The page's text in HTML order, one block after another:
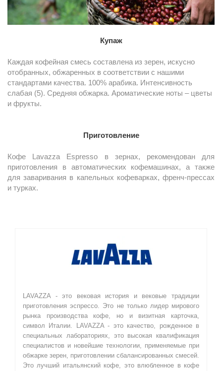
Купаж
Каждая кофейная смесь составлена из зерен, искусно
отобранных, обжаренных в соответствии с нашими
стандартами качества. 100% арабика. Интенсивность
слабая (5). Средняя обжарка. Ароматические ноты – цветы
и фрукты.
Приготовление
Кофе Lavazza Espresso в зернах, рекомендован для
приготовления в автоматических кофемашинах, а также
для заваривания в капельных кофеварках, френч-прессах
и турках.
LAVAZZA - это вековая история и вековые традиции
приготовления эспрессо. Это не только лидер мирового
рынка производства кофе, но и визитная карточка,
символ Италии. LAVAZZA - это качество, рожденное в
специальных лабораториях, это высокая квалификация
специалистов и новейшие технологии, применяемые при
обжарке зерен, приготовлении сбалансированных смесей.
Это лучший итальянский кофе, это влюбленное в кофе